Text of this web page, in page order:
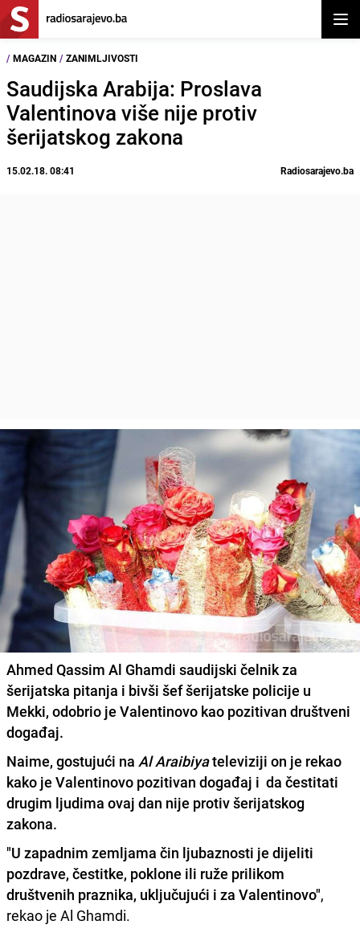
/ MAGAZIN / ZANIMLJIVOSTI
Saudijska Arabija: Proslava
Valentinova više nije protiv
šerijatskog zakona
15.02.18. 08:41 Radiosarajevo.ba
Ahmed Qassim Al Ghamdi saudijski čelnik za
šerijatska pitanja i bivši šef šerijatske policije u
Mekki, odobrio je Valentinovo kao pozitivan društveni
događaj.
Naime, gostujući na Al Araibiyateleviziji on je rekao
kako je Valentinovo pozitivan događaj i da čestitati
drugim ljudima ovaj dan nije protiv šerijatskog
zakona.
"U zapadnim zemljama čin ljubaznosti je dijeliti
pozdrave, čestitke, poklone ili ruže prilikom
društvenih praznika, uključujući i za Valentinovo",
rekao je Al Ghamdi.